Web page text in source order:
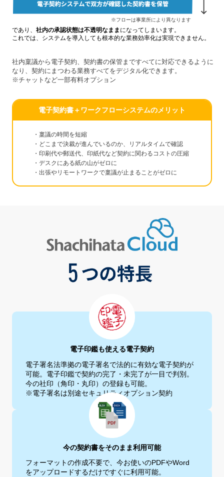
※フローは事業所により異なります
であり、 社内の承認状態は不透明なまま になってしまいます。
これでは、システムを導入しても根本的な業務効率化は実現できません。
社内稟議から電子契約、契約書の保管まですべてに対応できるように
なり、契約にまつわる業務すべてをデジタル化できます。
※チャットなど一部有料オプション
電子契約書＋ワークフローシステムのメリット
・稟議の時間を短縮
・どこまで決裁が進んでいるのか、リアルタイムで確認
・印刷代や郵送代、印紙代など契約に関わるコストの圧縮
・デスクにある紙の山がゼロに
・出張やリモートワークで稟議が止まることがゼロに
電子印鑑も使える電子契約
電子署名法準拠の電子署名で法的に有効な電子契約が
可能。電子印鑑で契約の完了・未完了が一目で判別。
今の社印（角印・丸印）の登録も可能。
※電子署名は別途セキュリティオプション契約
今の契約書をそのまま利用可能
フォーマットの作成不要で、今お使いのPDFやWord
をアップロードするだけですぐに利用可能。